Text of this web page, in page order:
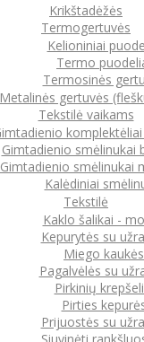
Krikštadėžės
Termogertuvės
Kelioniniai
Termo
Termosinės
Metalinės gertuvės
Tekstilė vaikams
Gimtadienio smėlinukai
Gimtadienio smėlinukai
Kalėdiniai
Tekstilė
Kaklo šalikai -
Kepurytės su
Miego kaukės
Pagalvėlės su
Pirkinių
Pirties
Prijuostės su
Siuvinėti